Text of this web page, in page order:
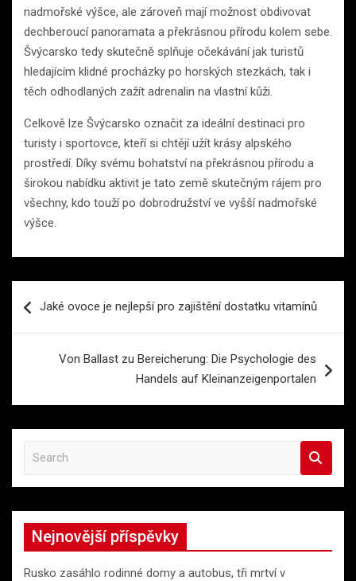
nadmořské výšce, ale zároveň mají možnost obdivovat
dechberoucí panoramata a překrásnou přírodu kolem sebe.
Švýcarsko tedy skutečně splňuje očekávání jak turistů
hledajícím klidné procházky po horských stezkách, tak i
těch odhodlaných zažít adrenalin na vlastní kůži.
Celkově lze Švýcarsko označit za ideální destinaci pro
turisty i sportovce, kteří si chtějí užít krásy alpského
prostředí. Díky svému bohatství na překrásnou přírodu a
širokou nabídku aktivit je tato země skutečným rájem pro
všechny, kdo touží po dobrodružství ve vyšší nadmořské
výšce.
proJaké ovoce je nejlepší pro zajištění dostatku vitamínů
Von Ballast zu Bereicherung: Die Psychologie des
Handels auf Kleinanzeigenportalen
a
r
h
Nejnovější příspěvky
Rusko zasáhlo rodinné domy a autobus, tři mrtví v